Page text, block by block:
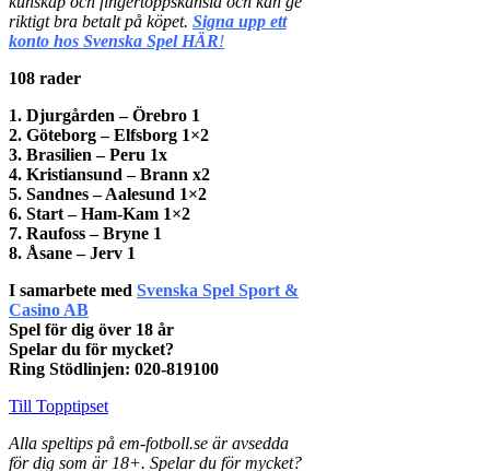
riktigt bra betalt på köpet. Signa upp ett
konto hos Svenska Spel HÄR!
108 rader
1. Djurgården – Örebro 1
2. Göteborg – Elfsborg 1×2
3. Brasilien – Peru 1x
4. Kristiansund – Brann x2
5. Sandnes – Aalesund 1×2
6. Start – Ham-Kam 1×2
7. Raufoss – Bryne 1
8. Åsane – Jerv 1
I samarbete med Svenska Spel Sport &
Casino AB
Spel för dig över 18 år
Spelar du för mycket?
Ring Stödlinjen: 020-819100
Till Topptipset
Alla speltips på em-fotboll.se är avsedda
för dig som är 18+. Spelar du för mycket?